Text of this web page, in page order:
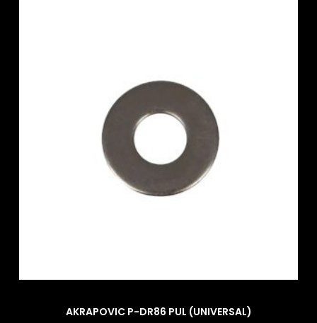
AKRAPOVIC P-DR86 PUL (UNIVERSAL)